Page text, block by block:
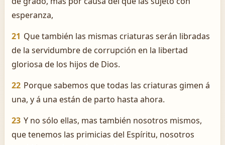
esperanza,
21 Que también las mismas criaturas serán libradas
de la servidumbre de corrupción en la libertad
gloriosa de los hijos de Dios.
22 Porque sabemos que todas las criaturas gimen á
una, y á una están de parto hasta ahora.
23 Y no sólo ellas, mas también nosotros mismos,
que tenemos las primicias del Espíritu, nosotros